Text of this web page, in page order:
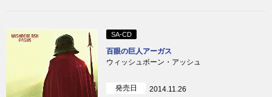
SA-CD
百眼の巨人アーガス
ウィッシュボーン・アッシュ
発売日
2014.11.26